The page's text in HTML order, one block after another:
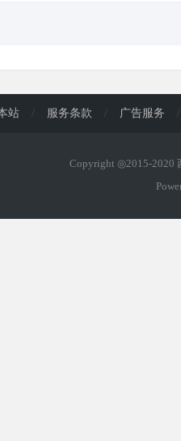
站 / 服务条款 / 广告服务 /
Copyright ◎2015-2020